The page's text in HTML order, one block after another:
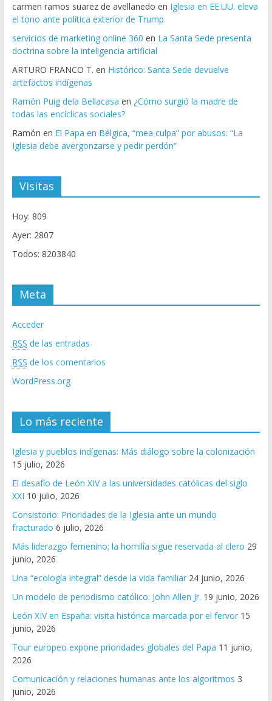
carmen ramos suarez de avellanedo en Iglesia en EE.UU. eleva
el tono ante política exterior de Trump
servicios de marketing online 360 en La Santa Sede presenta
doctrina sobre la inteligencia artificial
ARTURO FRANCO T. en Histórico: Santa Sede devuelve
artefactos indígenas
Ramón Puig dela Bellacasa en ¿Cómo surgió la madre de
todas las encíclicas sociales?
Ramón en El Papa en Bélgica, “mea culpa” por abusos: “La
Iglesia debe avergonzarse y pedir perdón”
Visitas
Hoy: 809
Ayer: 2807
Todos: 8203840
Meta
Acceder
RSS de las entradas
RSS de los comentarios
WordPress.org
Lo más reciente
Iglesia y pueblos indígenas: Más diálogo sobre la colonización
15 julio, 2026
El desafío de León XIV a las universidades católicas del siglo
XXI 10 julio, 2026
Consistorio: Prioridades de la Iglesia ante un mundo
fracturado 6 julio, 2026
Más liderazgo femenino; la homilía sigue reservada al clero 29
junio, 2026
Una “ecología integral” desde la vida familiar 24 junio, 2026
Un modelo de periodismo católico: John Allen Jr. 19 junio, 2026
León XIV en España: visita histórica marcada por el fervor 15
junio, 2026
Tour europeo expone prioridades globales del Papa 11 junio,
2026
Comunicación y relaciones humanas ante los algoritmos 3
junio, 2026